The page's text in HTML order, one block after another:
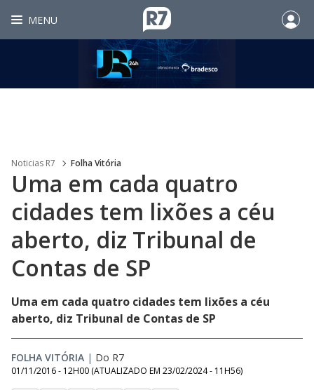
MENU
Noticias R7 Folha Vitória
Uma em cada quatro
cidades tem lixões a céu
aberto, diz Tribunal de
Contas de SP
Uma em cada quatro cidades tem lixões a céu
aberto, diz Tribunal de Contas de SP
FOLHA VITÓRIA | Do R7
01/11/2016 - 12H00 (ATUALIZADO EM 23/02/2024 - 11H56)